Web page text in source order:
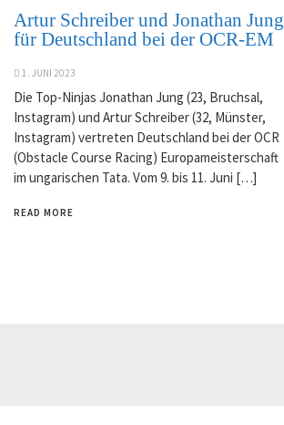
Artur Schreiber und Jonathan Jung
für Deutschland bei der OCR-EM
1. JUNI 2023
Die Top-Ninjas Jonathan Jung (23, Bruchsal,
Instagram) und Artur Schreiber (32, Münster,
Instagram) vertreten Deutschland bei der OCR
(Obstacle Course Racing) Europameisterschaft
im ungarischen Tata. Vom 9. bis 11. Juni […]
READ MORE